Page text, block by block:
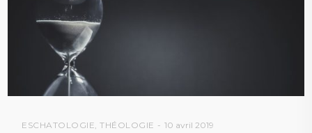
ESCHATOLOGIE,THÉOLOGIE 10 avril 2019